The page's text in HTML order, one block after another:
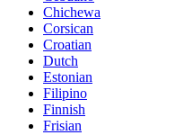
Chichewa
Corsican
Croatian
Dutch
Estonian
Filipino
Finnish
Frisian